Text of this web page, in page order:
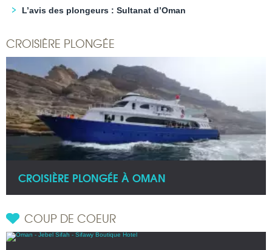
L’avis des plongeurs : Sultanat d’Oman
CROISIÈRE PLONGÉE
CROISIÈRE PLONGÉE À OMAN
COUP DE COEUR